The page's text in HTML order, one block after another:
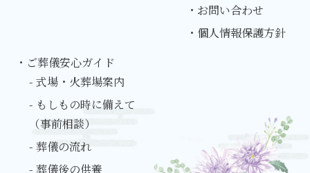
・お問い合わせ
・個人情報保護方針
・ご葬儀安心ガイド
- 式場・火葬場案内
- もしもの時に備えて
（事前相談）
- 葬儀の流れ
- 葬儀後の供養